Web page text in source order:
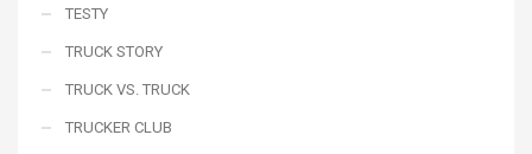
TESTY
TRUCK STORY
TRUCK VS. TRUCK
TRUCKER CLUB